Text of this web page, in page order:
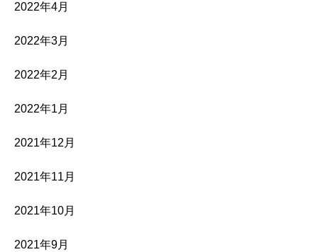
2022年4月
2022年3月
2022年2月
2022年1月
2021年12月
2021年11月
2021年10月
2021年9月